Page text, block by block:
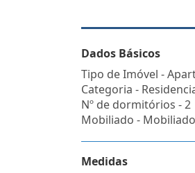
Dados Básicos
Tipo de Imóvel -
Categoria -
Nº de dormitórios - 2
Mobiliado -
Medidas